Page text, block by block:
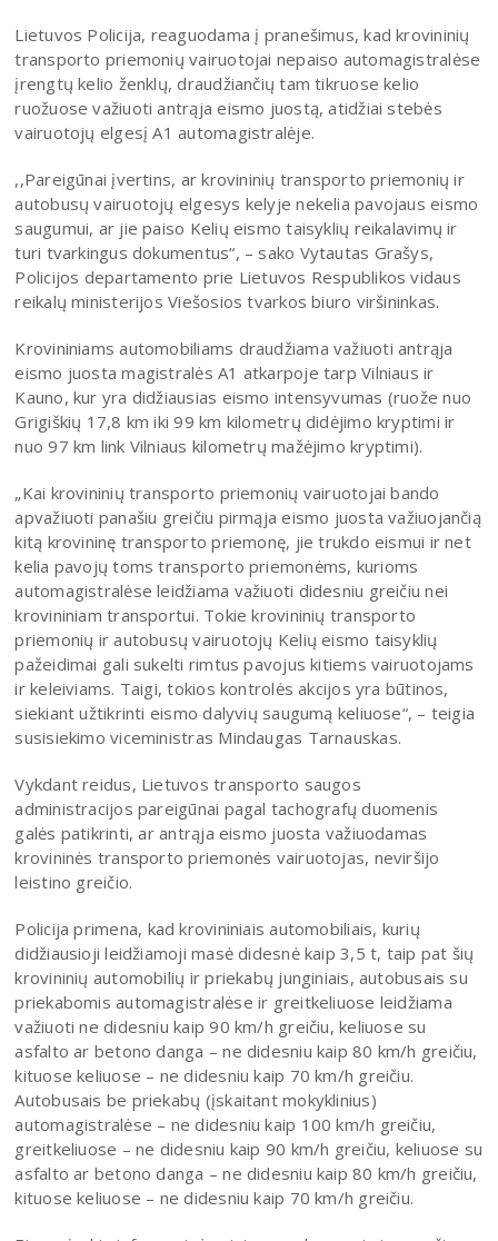
Lietuvos Policija, reaguodama į pranešimus, kad krovininių
transporto priemonių vairuotojai nepaiso automagistralėse
įrengtų kelio ženklų, draudžiančių tam tikruose kelio
ruožuose važiuoti antrąja eismo juostą, atidžiai stebės
vairuotojų elgesį A1 automagistralėje.
,,Pareigūnai įvertins, ar krovininių transporto priemonių ir
autobusų vairuotojų elgesys kelyje nekelia pavojaus eismo
saugumui, ar jie paiso Kelių eismo taisyklių reikalavimų ir
turi tvarkingus dokumentus“, – sako Vytautas Grašys,
Policijos departamento prie Lietuvos Respublikos vidaus
reikalų ministerijos Viešosios tvarkos biuro viršininkas.
Krovininiams automobiliams draudžiama važiuoti antrąja
eismo juosta magistralės A1 atkarpoje tarp Vilniaus ir
Kauno, kur yra didžiausias eismo intensyvumas (ruože nuo
Grigiškių 17,8 km iki 99 km kilometrų didėjimo kryptimi ir
nuo 97 km link Vilniaus kilometrų mažėjimo kryptimi).
„Kai krovininių transporto priemonių vairuotojai bando
apvažiuoti panašiu greičiu pirmąja eismo juosta važiuojančią
kitą krovininę transporto priemonę, jie trukdo eismui ir net
kelia pavojų toms transporto priemonėms, kurioms
automagistralėse leidžiama važiuoti didesniu greičiu nei
krovininiam transportui. Tokie krovininių transporto
priemonių ir autobusų vairuotojų Kelių eismo taisyklių
pažeidimai gali sukelti rimtus pavojus kitiems vairuotojams
ir keleiviams. Taigi, tokios kontrolės akcijos yra būtinos,
siekiant užtikrinti eismo dalyvių saugumą keliuose“, – teigia
susisiekimo viceministras Mindaugas Tarnauskas.
Vykdant reidus, Lietuvos transporto saugos
administracijos pareigūnai pagal tachografų duomenis
galės patikrinti, ar antrąja eismo juosta važiuodamas
krovininės transporto priemonės vairuotojas, neviršijo
leistino greičio.
Policija primena, kad krovininiais automobiliais, kurių
didžiausioji leidžiamoji masė didesnė kaip 3,5 t, taip pat šių
krovininių automobilių ir priekabų junginiais, autobusais su
priekabomis automagistralėse ir greitkeliuose leidžiama
važiuoti ne didesniu kaip 90 km/h greičiu, keliuose su
asfalto ar betono danga – ne didesniu kaip 80 km/h greičiu,
kituose keliuose – ne didesniu kaip 70 km/h greičiu.
Autobusais be priekabų (įskaitant mokyklinius)
automagistralėse – ne didesniu kaip 100 km/h greičiu,
greitkeliuose – ne didesniu kaip 90 km/h greičiu, keliuose su
asfalto ar betono danga – ne didesniu kaip 80 km/h greičiu,
kituose keliuose – ne didesniu kaip 70 km/h greičiu.